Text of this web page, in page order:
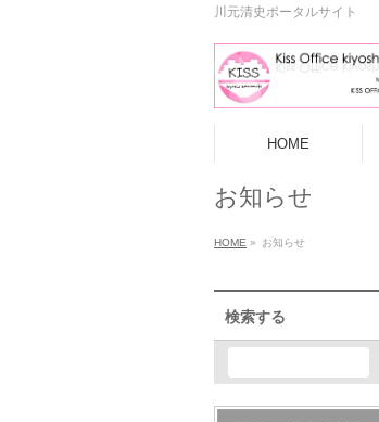
川元清史ポータルサイト
HOME
お知らせ
HOME » お知らせ
検索する